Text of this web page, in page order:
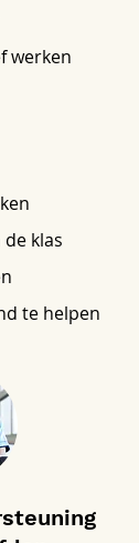
werken
klas
te helpen